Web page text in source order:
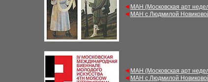
◄ МАН (Московская арт
◄ МАН с Людмилой
◄ МАН (Московская арт
◄ МАН с Людмилой